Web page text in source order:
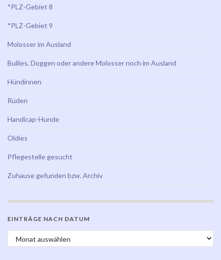
*PLZ-Gebiet 8
*PLZ-Gebiet 9
Molosser im Ausland
Bullies, Doggen oder andere Molosser noch im Ausland
Hündinnen
Rüden
Handicap-Hunde
Oldies
Pflegestelle gesucht
Zuhause gefunden bzw. Archiv
EINTRÄGE NACH DATUM
Einträge nach Datum